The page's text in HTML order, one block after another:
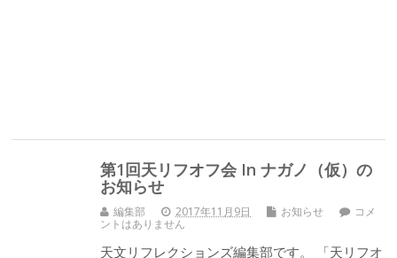
第1回天リフオフ会 In ナガノ（仮）の
お知らせ
編集部 2017年11月9日 お知らせ
コメ
ントはありません
天文リフレクションズ編集部です。 「天リフオ